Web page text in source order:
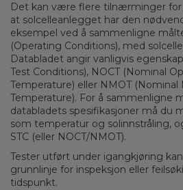
Det kan være flere tilnærminger for
at solcelleanlegget har den
eksempel ved å sammenligne
(Operating Conditions), med
Databladet angir vanligvis
Test Conditions), NOCT (Nominal
Temperature) eller NMOT
Temperature). For å sammenligne
databladets spesifikasjoner må du
som temperatur og solinnstråling,
STC (eller NOCT/NMOT).
Tester utført under igangkjøring
grunnlinje for inspeksjon eller
tidspunkt.